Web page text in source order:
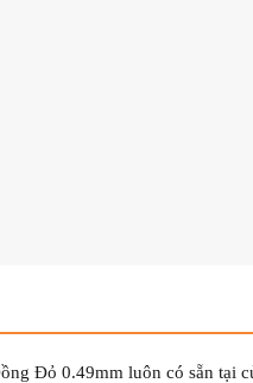
Đỏ 0.49mm luôn có sẵn tại